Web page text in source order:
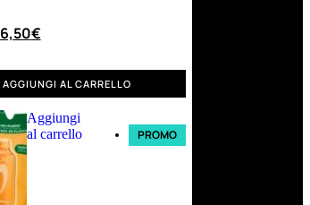
6,50€
AGGIUNGI AL CARRELLO
Aggiungi
al carrello
PROMO